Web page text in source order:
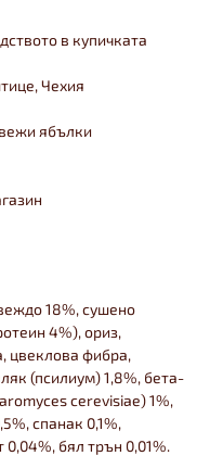
в купичката
Чехия
ябълки
18%, сушено
4%), ориз,
цвеклова фибра,
(псилиум) 1,8%, бета-
cerevisiae) 1%,
спанак 0,1%,
бял трън 0,01%.